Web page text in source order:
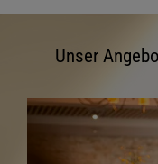
Unser